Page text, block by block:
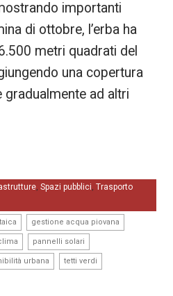
importanti
di ottobre, l’erba ha
metri quadrati del
una copertura
gradualmente ad altri
,Spazi pubblici,Trasporto
gestione acqua piovana
pannelli solari
urbana tetti verdi